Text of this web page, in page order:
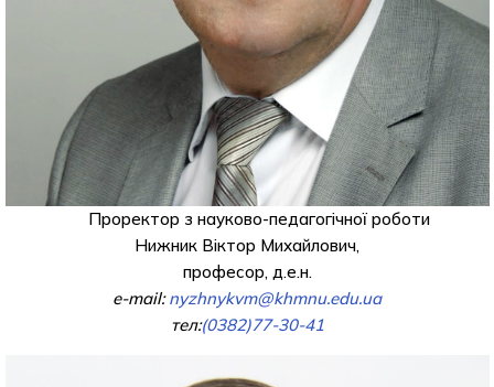
Проректор з науково-педагогічної роботи
Нижник Віктор Михайлович,
професор, д.е.н.
e-mail:nyzhnykvm@khmnu.edu.ua
тел:(0382)77-30-41